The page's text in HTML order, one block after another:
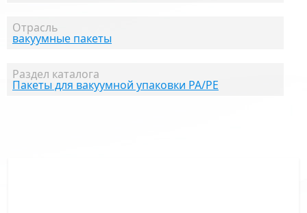
Отрасль
вакуумные пакеты
Раздел каталога
Пакеты для вакуумной упаковки PA/PE